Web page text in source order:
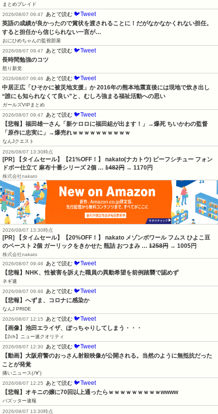
まとめブレイド
2026/08/07 09:47 あとで読む 🐦Tweet
英語の成績が良かったので賞状を渡されることに！だがなかなかくれない担任。
すると担任から信じられない一言が…
おにひめちゃんの監視部屋
2026/08/07 09:47 あとで読む 🐦Tweet
長時間勉強のコツ
怒り新党
2026/08/07 09:46 あとで読む 🐦Tweet
中居正広「ひそかに被災地支援」か 2016年の熊本地震直後には現地で炊き出し
“誰にも知られなくて良い”と、むしろ強まる福祉活動への思い
ガールズVIPまとめ
2026/08/07 09:47 あとで読む 🐦Tweet
【悲報】福田雄一さん「新ケロロに福田組が出ます！」→爆死 ちいかわの監督
「原作に忠実に」→爆売れｗｗｗｗｗｗｗｗｗｗ
なんJクエスト
2026/08/07 13:30時点
[PR] 【タイムセール】【21%OFF！】 nakato(ナカトウ) ビーフシチュー フォン
ドボー仕立て 麻布十番シリーズ 2個 … 1482円 → 1170円
株式会社nakato
2026/08/07 13:30時点
[PR] 【タイムセール】【20%OFF！】 nakato メゾンボワール フムス ひよこ豆
のペースト 2個 ガーリックをきかせた 瓶詰 おつまみ … 1258円 → 1005円
株式会社nakato
2026/08/07 09:46
あとで読む 🐦Tweet
【悲報】NHK、性被害を訴えた職員の異動希望を前例踏襲で認めず
ネギ速
2026/08/07 09:46
あとで読む 🐦Tweet
【悲報】へずま、コロナに感染か
なんJ PRIDE
2026/08/07 12:15
あとで読む 🐦Tweet
【画像】池田エライザ、ぽっちゃりしてしまう・・・
【2ch】ニュー速クオリティ
2026/08/07 12:30
あとで読む 🐦Tweet
【動画】大阪府警のおっさん射殺映像が公開される。当然のように無抵抗だった
ことが発覚
痛いニュース(ﾉ∀`)
2026/08/07 12:25
あとで読む 🐦Tweet
【悲報】オキニの嬢に70回以上通ったらｗｗｗｗｗｗｗｗｗwwww
バズッター速報
2026/08/07 13:30時点